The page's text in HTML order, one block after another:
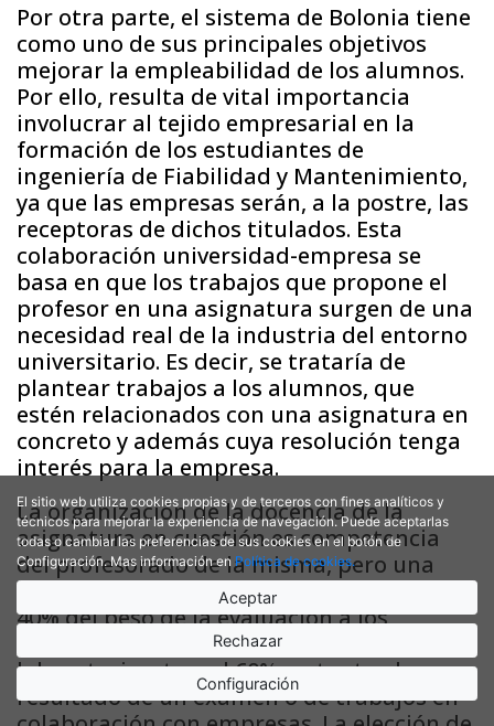
Por otra parte, el sistema de Bolonia tiene
como uno de sus principales objetivos
mejorar la empleabilidad de los alumnos.
Por ello, resulta de vital importancia
involucrar al tejido empresarial en la
formación de los estudiantes de
ingeniería de Fiabilidad y Mantenimiento,
ya que las empresas serán, a la postre, las
receptoras de dichos titulados. Esta
colaboración universidad-empresa se
basa en que los trabajos que propone el
profesor en una asignatura surgen de una
necesidad real de la industria del entorno
universitario. Es decir, se trataría de
plantear trabajos a los alumnos, que
estén relacionados con una asignatura en
concreto y además cuya resolución tenga
interés para la empresa.
La organización de la docencia de la
asignatura en cuestión es competencia
del profesorado de la misma, pero una
opción muy interesante consiste en dar el
40% del peso de la evaluación a los
ejercicios, problemas, prácticas de
laboratorio, etc. y el 60% restante al
resultado de un examen o de trabajos en
El sitio web utiliza cookies propias y de terceros con fines analíticos y
técnicos para mejorar la experiencia de navegación. Puede aceptarlas
todas o cambiar las preferencias de sus cookies en el botón de
Configuración. Mas información en Política de cookies.
Aceptar
Rechazar
Configuración